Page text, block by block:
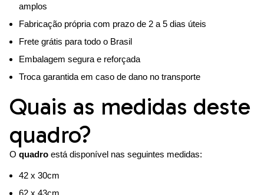
amplos
Fabricação própria com prazo de 2 a 5 dias úteis
Frete grátis para todo o Brasil
Embalagem segura e reforçada
Troca garantida em caso de dano no transporte
Quais as medidas deste
quadro?
O quadro está disponível nas seguintes medidas:
42 x 30cm